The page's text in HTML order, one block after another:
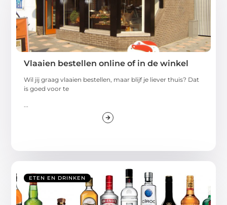
Vlaaien bestellen online of in de winkel
Wil jij graag vlaaien bestellen, maar blijf je liever thuis? Dat
is goed voor te
ETEN EN DRINKEN